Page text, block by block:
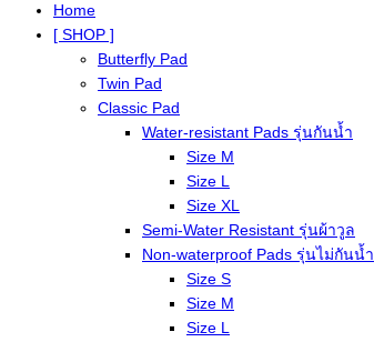
Home
[ SHOP ]
Butterfly Pad
Twin Pad
Classic Pad
Water-resistant Pads รุ่นกันน้ำ
Size M
Size L
Size XL
Semi-Water Resistant รุ่นผ้าวูล
Non-waterproof Pads รุ่นไม่กันน้ำ
Size S
Size M
Size L